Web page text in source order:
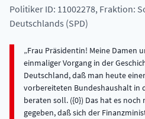
Politiker ID: 11002278, Fraktion:
Deutschlands (SPD)
Frau Präsidentin! Meine Damen
einmaliger Vorgang in der
Deutschland, daß man heute
vorbereiteten Bundeshaushalt in
beraten soll. ({0}) Das hat es noch
gegeben, daß sich der